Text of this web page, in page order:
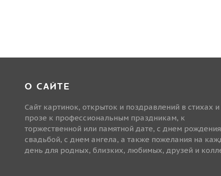
О САЙТЕ
Сайт картинок, открыток и поздравлений в стихах и
прозе к профессиональным праздникам, к
торжественной или памятной дате, с днем
свадьбой, с днем ангела, а также пожелания на
день для родных, близких, любимых, друзей и